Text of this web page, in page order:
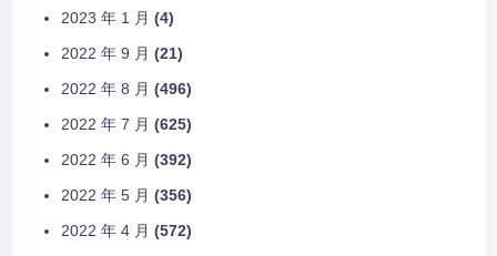
2023 年 1 月 (4)
2022 年 9 月 (21)
2022 年 8 月 (496)
2022 年 7 月 (625)
2022 年 6 月 (392)
2022 年 5 月 (356)
2022 年 4 月 (572)